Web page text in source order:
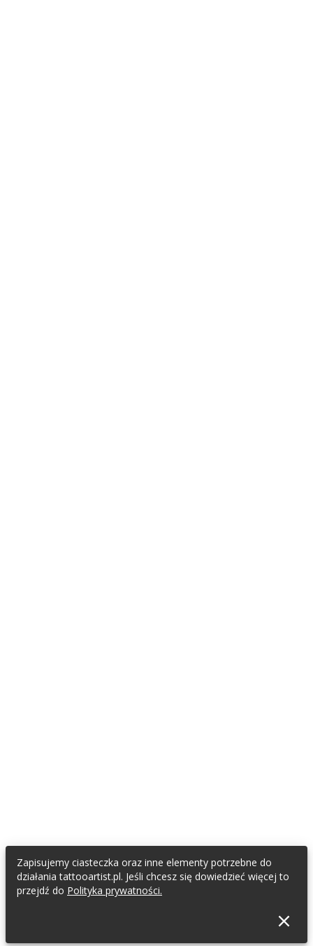
Zapisujemy ciasteczka oraz inne elementy potrzebne do
działania tattooartist.pl. Jeśli chcesz się dowiedzieć więcej to
przejdź do Polityka prywatności.